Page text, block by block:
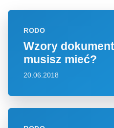
RODO
Wzory
musisz mieć?
20.06.2018